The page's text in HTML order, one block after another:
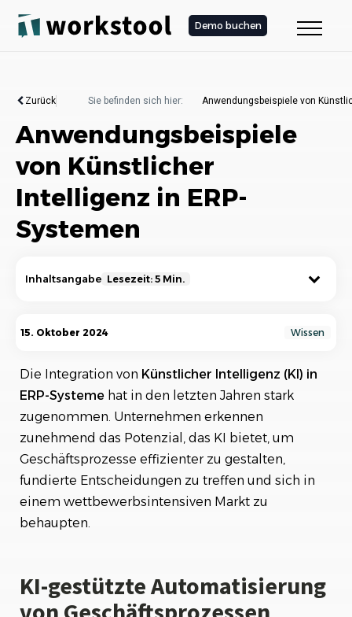
Demo buchen
Zurück Sie befinden sich hier: Anwendungsbeispiele von
Anwendungsbeispiele
von Künstlicher
Intelligenz in ERP-
Systemen
Inhaltsangabe Lesezeit: 5 Min.
KI-gestützte Automatisierung von
Geschäftsprozessen
Vorhersagen und Prognosen durch
maschinelles Lernen
Intelligente Datenanalyse und -visualisierung
Chatbots und virtuelle Assistenten
Optimierung der Lieferkette
Effiziente Ressourcennutzung durch KI-basierte
Personalisierung und Benutzerfreundlichkeit
durch KI
15. Oktober 2024 Wissen
Die Integration von Künstlicher Intelligenz (KI) in
ERP-Systeme hat in den letzten Jahren stark
zugenommen. Unternehmen erkennen
zunehmend das Potenzial, das KI bietet, um
Geschäftsprozesse effizienter zu gestalten,
fundierte Entscheidungen zu treffen und sich in
einem wettbewerbsintensiven Markt zu
behaupten.
KI-gestützte Automatisierung